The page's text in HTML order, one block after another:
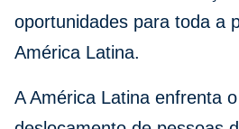
oportunidades para toda a
América Latina.
A América Latina enfrenta